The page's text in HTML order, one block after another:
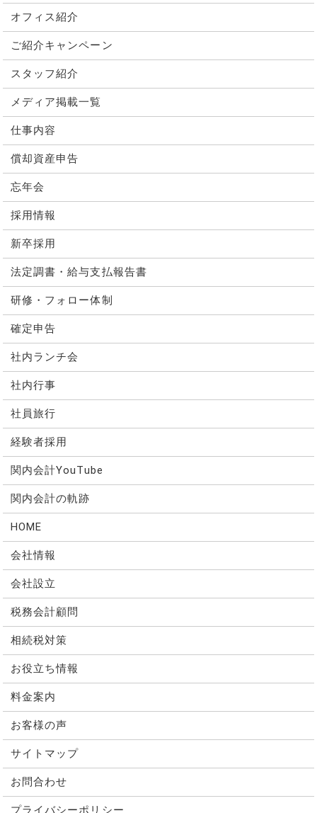
オフィス紹介
ご紹介キャンペーン
スタッフ紹介
メディア掲載一覧
仕事内容
償却資産申告
忘年会
採用情報
新卒採用
法定調書・給与支払報告書
研修・フォロー体制
確定申告
社内ランチ会
社内行事
社員旅行
経験者採用
関内会計YouTube
関内会計の軌跡
HOME
会社情報
会社設立
税務会計顧問
相続税対策
お役立ち情報
料金案内
お客様の声
サイトマップ
お問合わせ